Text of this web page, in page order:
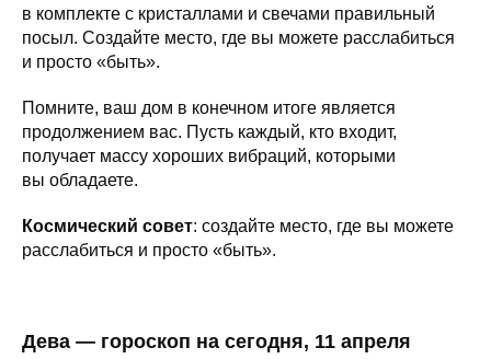
в комплекте с кристаллами и свечами правильный
посыл. Создайте место, где вы можете расслабиться
и просто «быть».
Помните, ваш дом в конечном итоге является
продолжением вас. Пусть каждый, кто входит,
получает массу хороших вибраций, которыми
вы обладаете.
Космический совет: создайте место, где вы можете
расслабиться и просто «быть».
Дева — гороскоп на сегодня, 11 апреля